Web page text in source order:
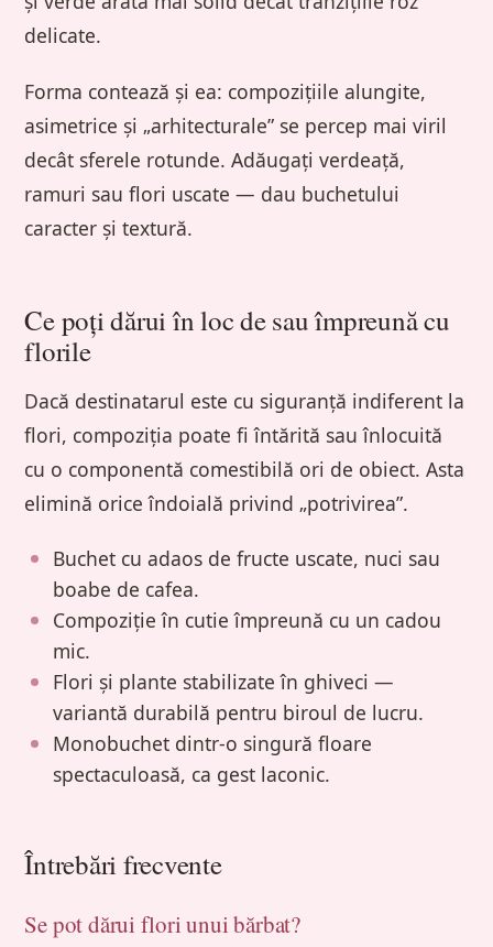
delicate.
Forma contează și ea: compozițiile alungite,
asimetrice și „arhitecturale” se percep mai viril
decât sferele rotunde. Adăugați verdeață,
ramuri sau flori uscate — dau buchetului
caracter și textură.
Ce poți dărui în loc de sau împreună cu
florile
Dacă destinatarul este cu siguranță indiferent la
flori, compoziția poate fi întărită sau înlocuită
cu o componentă comestibilă ori de obiect. Asta
elimină orice îndoială privind „potrivirea”.
Buchet cu adaos de fructe uscate, nuci sau
boabe de cafea.
Compoziție în cutie împreună cu un cadou
mic.
Flori și plante stabilizate în ghiveci —
variantă durabilă pentru biroul de lucru.
Monobuchet dintr-o singură floare
spectaculoasă, ca gest laconic.
Întrebări frecvente
Se pot dărui flori unui bărbat?